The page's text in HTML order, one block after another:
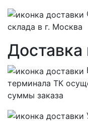
склада в г. Москва
Доставка
терминала ТК
суммы заказа